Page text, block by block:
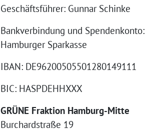
Geschäftsführer: Gunnar Schinke
Bankverbindung und Spendenkonto:
Hamburger Sparkasse
IBAN: DE96200505501280149111
BIC: HASPDEHHXXX
GRÜNE Fraktion Hamburg-Mitte
Burchardstraße 19